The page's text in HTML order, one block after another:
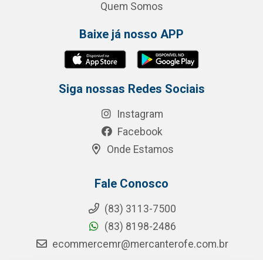
Quem Somos
Baixe já nosso APP
Siga nossas Redes Sociais
Instagram
Facebook
Onde Estamos
Fale Conosco
(83) 3113-7500
(83) 8198-2486
ecommercemr@mercanterofe.com.br